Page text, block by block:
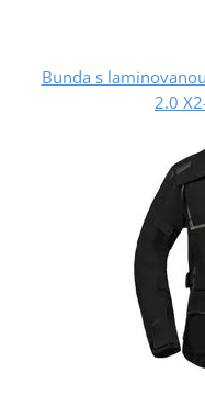
Bunda s
2.0